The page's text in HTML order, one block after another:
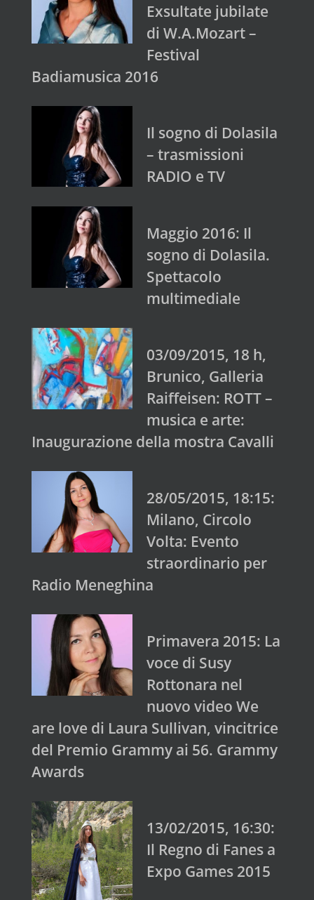
Exsultate jubilate
di W.A.Mozart –
Festival
Badiamusica 2016
Il sogno di Dolasila
– trasmissioni
RADIO e TV
Maggio 2016: Il
sogno di Dolasila.
Spettacolo
multimediale
03/09/2015, 18 h,
Brunico, Galleria
Raiffeisen: ROTT –
musica e arte:
Inaugurazione della mostra Cavalli
28/05/2015, 18:15:
Milano, Circolo
Volta: Evento
straordinario per
Radio Meneghina
Primavera 2015: La
voce di Susy
Rottonara nel
nuovo video We
are love di Laura Sullivan, vincitrice
del Premio Grammy ai 56. Grammy
Awards
13/02/2015, 16:30:
Il Regno di Fanes a
Expo Games 2015